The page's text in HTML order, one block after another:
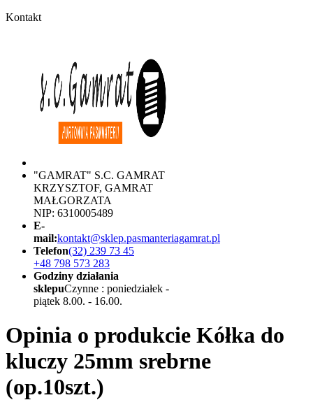
Kontakt
"GAMRAT" S.C. GAMRAT
KRZYSZTOF, GAMRAT
MAŁGORZATA
NIP: 6310005489
E-
mail:kontakt@sklep.pasmanteriagamrat.pl
Telefon(32) 239 73 45
+48 798 573 283
Godziny działania
sklepuCzynne : poniedziałek -
piątek 8.00. - 16.00.
Opinia o produkcie Kółka do
kluczy 25mm srebrne
(op.10szt.)